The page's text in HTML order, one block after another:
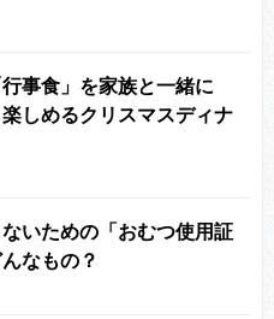
事食」を家族と一緒に
しめるクリスマスディナ
いための「おむつ使用証
なもの？